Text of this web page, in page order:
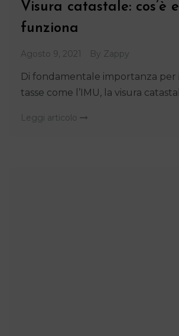
Visura catastale: cos’è
funziona
Agosto 9, 2021 By Zappy
Di fondamentale importanza per
tasse come l’IMU, la visura
Leggi articolo